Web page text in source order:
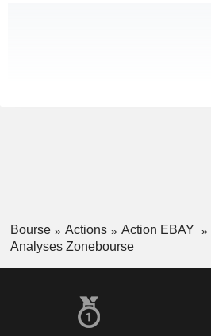
Bourse Actions Action EBAY
Analyses Zonebourse